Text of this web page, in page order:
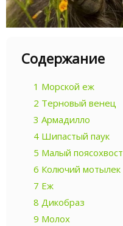
Содержание
1 Морской еж
2 Терновый венец
3 Армадилло
4 Шипастый паук
5 Малый поясохвост
6 Колючий мотылек
7 Еж
8 Дикобраз
9 Молох